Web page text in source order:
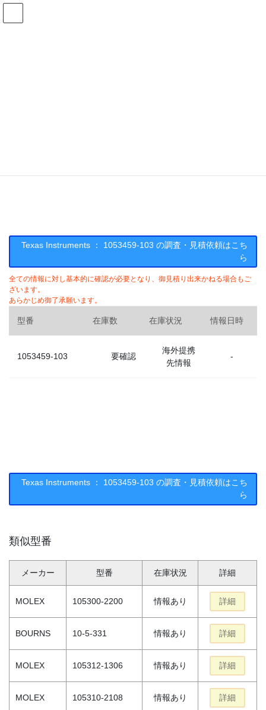
コ
ナ
Texas Instruments ： 1053459-103 の調査・見積依頼はこち
ら
全ての情報に対し基本的に確認が必要となり、御見積り出来かねる場合もご
ざいます。
あらかじめ御了承願います。
型番 在庫数 在庫状況 情報日時
1053459-103 要確認
海外提携
先情報
-
Texas Instruments ： 1053459-103 の調査・見積依頼はこち
ら
類似型番
メーカー 型番 在庫状況 詳細
MOLEX 105300-2200 情報あり 詳細
BOURNS 10-5-331 情報あり 詳細
MOLEX 105312-1306 情報あり 詳細
MOLEX 105310-2108 情報あり 詳細